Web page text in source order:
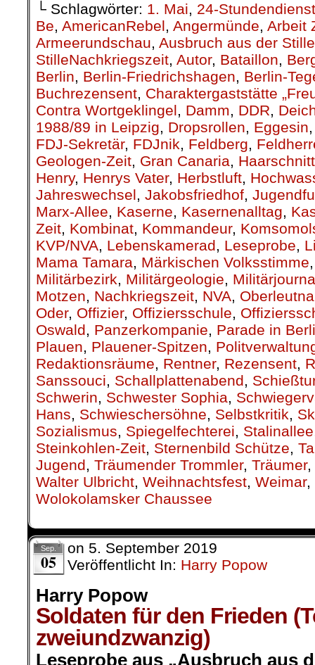
└ Schlagwörter: 1. Mai, 24-Stundendienst
Be, AmericanRebel, Angermünde, Arbeit
Armeerundschau, Ausbruch aus der Stille
StilleNachkriegszeit, Autor, Bataillon,
Berlin, Berlin-Friedrichshagen, Berlin-
Buchrezensent, Charaktergaststätte
Contra Wortgeklingel, Damm, DDR,
1988/89 in Leipzig, Dropsrollen, Eggesin
FDJ-Sekretär, FDJnik, Feldberg,
Geologen-Zeit, Gran Canaria, Haarschnitt
Henry, Henrys Vater, Herbstluft,
Jahreswechsel, Jakobsfriedhof,
Marx-Allee, Kaserne, Kasernenalltag,
Zeit, Kombinat, Kommandeur,
KVP/NVA, Lebenskamerad, Leseprobe,
Mama Tamara, Märkischen Volksstimme
Militärbezirk, Militärgeologie,
Motzen, Nachkriegszeit, NVA,
Oder, Offizier, Offiziersschule,
Oswald, Panzerkompanie, Parade in
Plauen, Plauener-Spitzen,
Redaktionsräume, Rentner, Rezensent,
Sanssouci, Schallplattenabend,
Schwerin, Schwester Sophia,
Hans, Schwieschersöhne, Selbstkritik,
Sozialismus, Spiegelfechterei, Stalinallee
Steinkohlen-Zeit, Sternenbild Schütze,
Jugend, Träumender Trommler, Träumer,
Walter Ulbricht, Weihnachtsfest, Weimar,
Wolokolamsker Chaussee
Sep.
05
on 5. September 2019
Veröffentlicht In: Harry Popow
Harry Popow
Soldaten für den Frieden
zweiundzwanzig)
Leseprobe aus „Ausbruch aus